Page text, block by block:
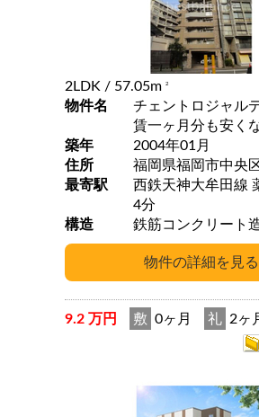
2LDK / 57.05m 2
物件名
チェントロジャ
賃一ヶ月分も安く
築年
2004年01月
住所
福岡県福岡市中央
最寄駅
西鉄天神大牟田線 薬院 駅
4分
構造
鉄筋コンクリート
9.2 万円 敷 0ヶ月 礼 2ヶ